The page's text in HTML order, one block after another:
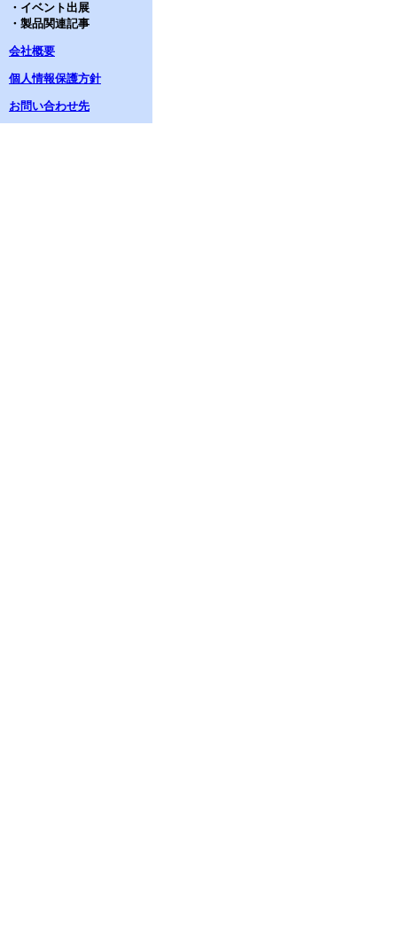
・イベント出展
・製品関連記事
会社概要
個人情報保護方針
お問い合わせ先